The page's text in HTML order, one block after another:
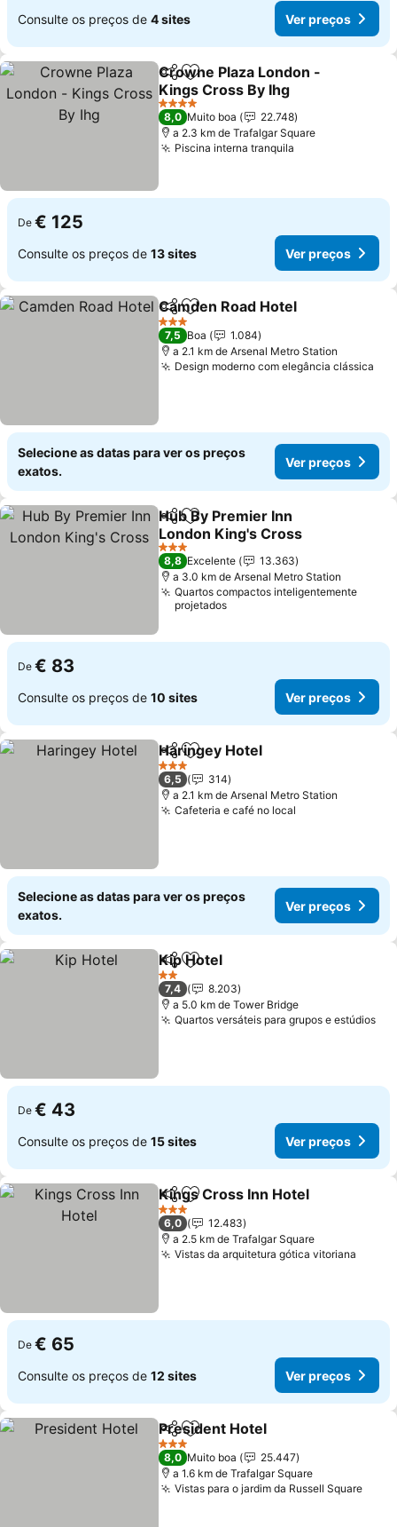
Consulte os preços de 4 sites Ver preços
PartilharAdicionar aos favoritos
Crowne Plaza London -
Kings Cross By Ihg
Ver preços
4 Estrelas
8,0 Muito boa
22.748
a 2.3 km de Trafalgar Square
Piscina interna tranquila
De € 125
Consulte os preços de 13 sites Ver preços
PartilharAdicionar aos favoritos
Camden Road Hotel
3 Estrelas
7,5 Boa
1.084
a 2.1 km de Arsenal Metro Station
Design moderno com elegância clássica
Selecione as datas para ver os preços
exatos.
Ver preços
PartilharAdicionar aos favoritos
Hub By Premier Inn
London King's Cross
Ver preços
3 Estrelas
8,8 Excelente
13.363
a 3.0 km de Arsenal Metro Station
Quartos compactos inteligentemente
projetados
De € 83
Consulte os preços de 10 sites Ver preços
PartilharAdicionar aos favoritos
Haringey Hotel
3 Estrelas
6,5
314
a 2.1 km de Arsenal Metro Station
Cafeteria e café no local
Selecione as datas para ver os preços
exatos.
Ver preços
PartilharAdicionar aos favoritos
Kip Hotel
2 Estrelas
7,4
8.203
a 5.0 km de Tower Bridge
Quartos versáteis para grupos e estúdios
De € 43
Consulte os preços de 15 sites Ver preços
PartilharAdicionar aos favoritos
Kings Cross Inn Hotel
3 Estrelas
6,0
12.483
a 2.5 km de Trafalgar Square
Vistas da arquitetura gótica vitoriana
De € 65
Consulte os preços de 12 sites Ver preços
PartilharAdicionar aos favoritos
President Hotel
3 Estrelas
8,0 Muito boa
25.447
a 1.6 km de Trafalgar Square
Vistas para o jardim da Russell SquareVer